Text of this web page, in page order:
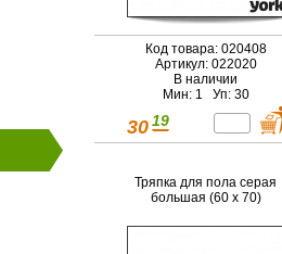
Код товара: 020408
Артикул: 022020
В наличии
Мин: 1 Уп: 30
30 19
Тряпка для пола серая
большая (60 х 70)